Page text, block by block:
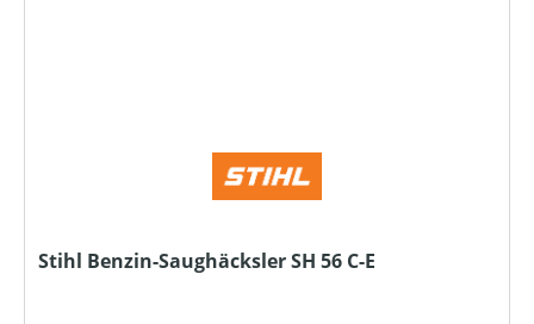
Stihl Benzin-Saughäcksler SH 56 C-E